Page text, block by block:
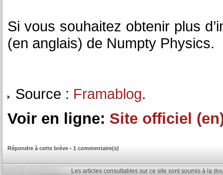
Si vous souhaitez obtenir plus
(en anglais) de Numpty Physics.
Source : Framablog.
Voir en ligne: Site officiel
Répondre à cette brève - 1 commentaire(s)
Les articles consultables sur ce site sont soumis à la